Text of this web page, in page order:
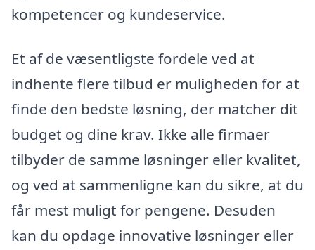
kompetencer og kundeservice.
Et af de væsentligste fordele ved at
indhente flere tilbud er muligheden for at
finde den bedste løsning, der matcher dit
budget og dine krav. Ikke alle firmaer
tilbyder de samme løsninger eller kvalitet,
og ved at sammenligne kan du sikre, at du
får mest muligt for pengene. Desuden
kan du opdage innovative løsninger eller